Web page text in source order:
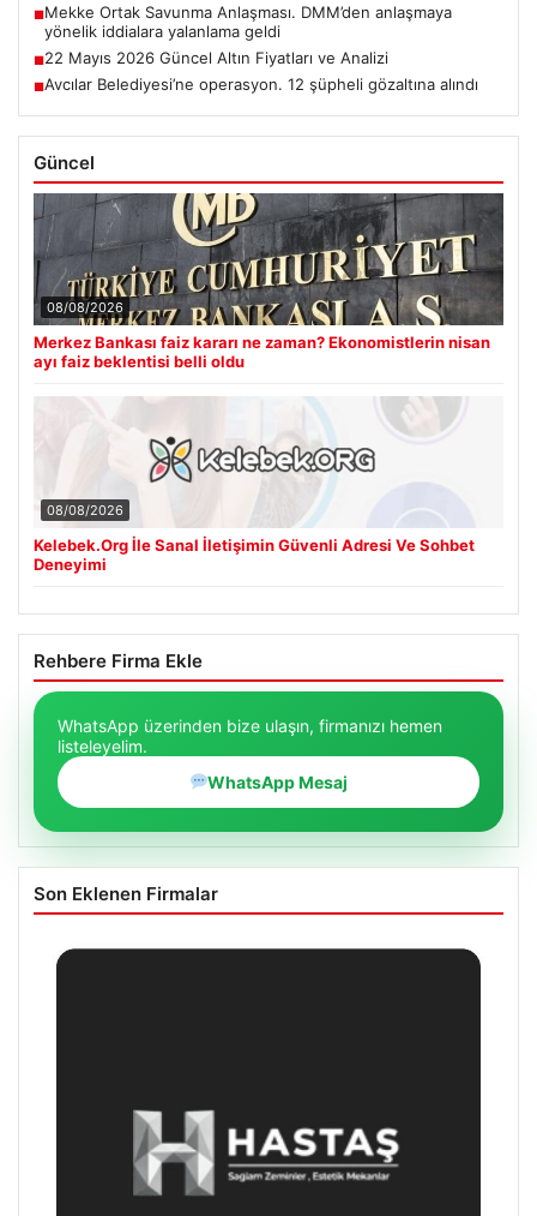
■Mekke Ortak Savunma Anlaşması. DMM’den anlaşmaya
yönelik iddialara yalanlama geldi
■22 Mayıs 2026 Güncel Altın Fiyatları ve Analizi
■Avcılar Belediyesi’ne operasyon. 12 şüpheli gözaltına alındı
Güncel
08/08/2026
Merkez Bankası faiz kararı ne zaman? Ekonomistlerin nisan
ayı faiz beklentisi belli oldu
08/08/2026
Kelebek.Org İle Sanal İletişimin Güvenli Adresi Ve Sohbet
Deneyimi
Rehbere Firma Ekle
WhatsApp üzerinden bize ulaşın, firmanızı hemen
listeleyelim.
WhatsApp Mesaj
Son Eklenen Firmalar